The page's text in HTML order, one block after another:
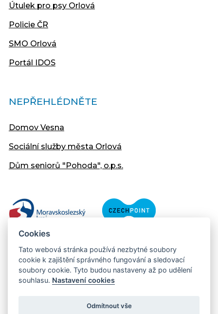
Útulek pro psy Orlová
Policie ČR
SMO Orlová
Portál IDOS
NEPŘEHLÉDNĚTE
Domov Vesna
Sociální služby města Orlová
Dům seniorů "Pohoda", o.p.s.
Copyright © 2013 - 2026 Městský úřad Orlová
Cookies
Tato webová stránka používá nezbytné soubory
cookie k zajištění správného fungování a sledovací
soubory cookie. Tyto budou nastaveny až po udělení
souhlasu. Nastavení cookies
Odmítnout vše